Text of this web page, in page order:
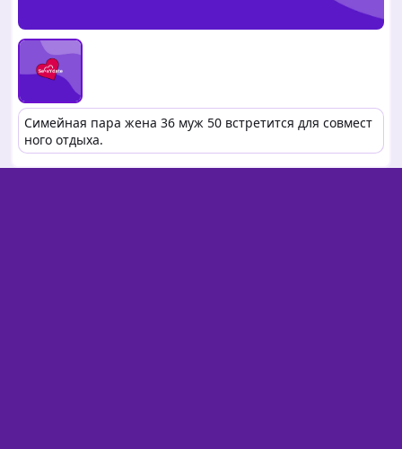
Симейная пара жена 36 муж 50 встретится для совмест
ного отдыха.